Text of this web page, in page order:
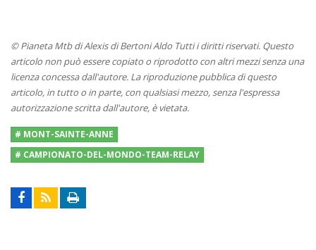
© Pianeta Mtb di Alexis di Bertoni Aldo Tutti i diritti riservati. Questo
articolo non può essere copiato o riprodotto con altri mezzi senza una
licenza concessa dall'autore. La riproduzione pubblica di questo
articolo, in tutto o in parte, con qualsiasi mezzo, senza l'espressa
autorizzazione scritta dall'autore, è vietata.
# MONT-SAINTE-ANNE
# CAMPIONATO-DEL-MONDO-TEAM-RELAY